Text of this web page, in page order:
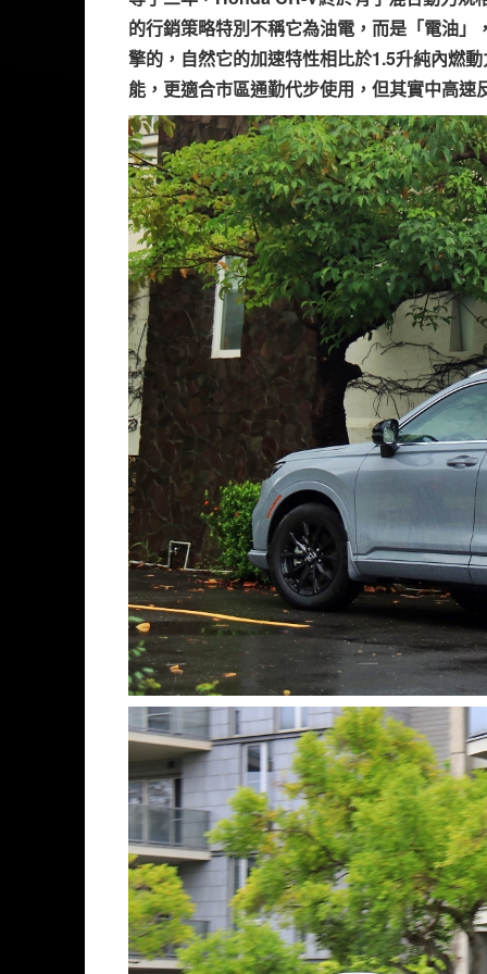
的行銷策略特別不稱它為油電，而是「電油
擎的，自然它的加速特性相比於1.5升純內燃
能，更適合市區通勤代步使用，但其實中高